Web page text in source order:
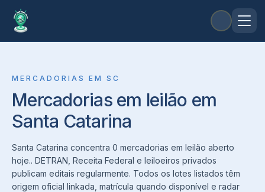
MERCADORIAS EM SC
Mercadorias em leilão em
Santa Catarina
Santa Catarina concentra 0 mercadorias em leilão aberto
hoje.. DETRAN, Receita Federal e leiloeiros privados
publicam editais regularmente. Todos os lotes listados têm
origem oficial linkada, matrícula quando disponível e radar